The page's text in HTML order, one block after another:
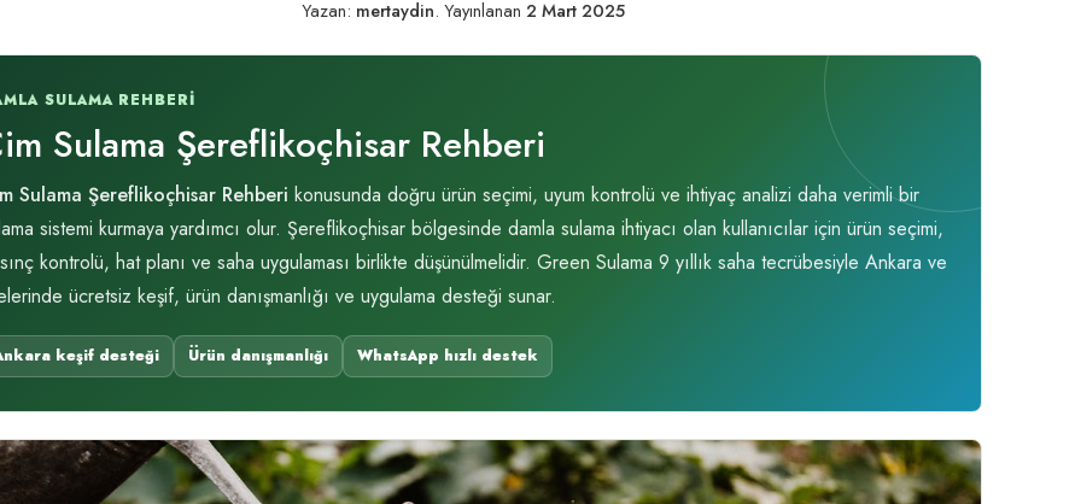
Yazan: mertaydin. Yayınlanan 2 Mart 2025
SULAMA REHBERI
Sulama Şereflikoçhisar Rehberi
Sulama Şereflikoçhisar Rehberi konusunda doğru ürün seçimi, uyum kontrolü ve ihtiyaç analizi daha verimli bir
sistemi kurmaya yardımcı olur. Şereflikoçhisar bölgesinde damla sulama ihtiyacı olan kullanıcılar için ürün seçimi,
kontrolü, hat planı ve saha uygulaması birlikte düşünülmelidir. Green Sulama 9 yıllık saha tecrübesiyle Ankara ve
ücretsiz keşif, ürün danışmanlığı ve uygulama desteği sunar.
keşif desteği Ürün danışmanlığı WhatsApp hızlı destek